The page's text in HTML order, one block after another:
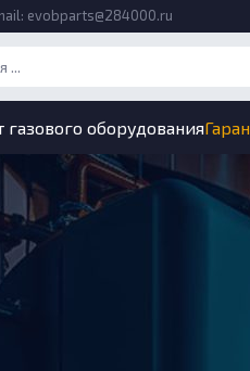
evobparts@284000.ru
газового оборудования